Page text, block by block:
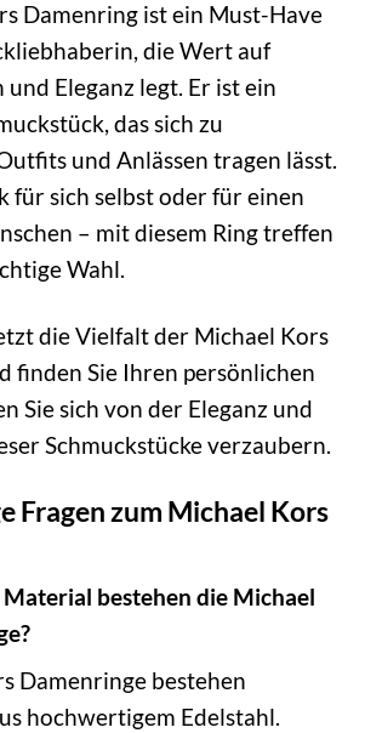
Damenring ist ein Must-Have
die Wert auf
Eleganz legt. Er ist ein
das sich zu
und Anlässen tragen lässt.
für sich selbst oder für einen
– mit diesem Ring treffen
Wahl.
die Vielfalt der Michael Kors
finden Sie Ihren persönlichen
Sie sich von der Eleganz und
Schmuckstücke verzaubern.
Fragen zum Michael Kors
Material bestehen die Michael
Damenringe bestehen
hochwertigem Edelstahl.